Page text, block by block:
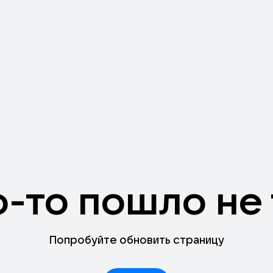
то пошло не
Попробуйте обновить страницу